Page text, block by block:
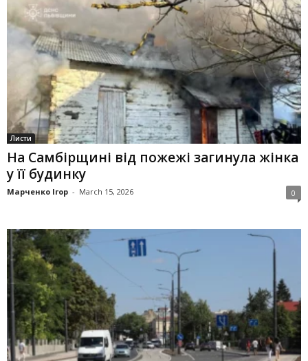
Листи
На Самбірщині від пожежі загинула жінка
у її будинку
Марченко Ігор - March 15, 2026 0